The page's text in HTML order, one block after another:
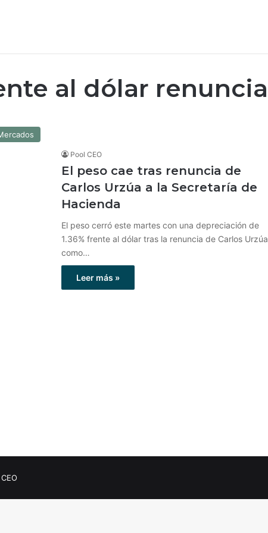
al dólar renuncia
Pool CEO
El peso cae tras renuncia de
Carlos Urzúa a la Secretaría de
Hacienda
El peso cerró este martes con una depreciación de
1.36% frente al dólar tras la renuncia de Carlos Urzúa
como…
Leer más »